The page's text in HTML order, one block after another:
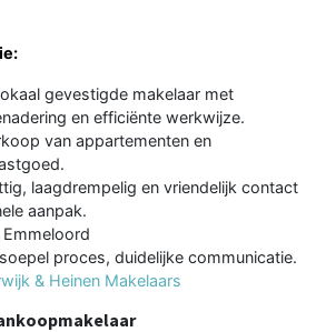
gevestigde makelaar met
en efficiënte werkwijze.
van appartementen en
laagdrempelig en vriendelijk contact
aanpak.
proces, duidelijke communicatie.
& Heinen Makelaars